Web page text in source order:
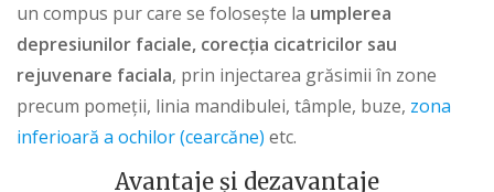
un compus pur care se folosește la umplerea
depresiunilor faciale, corecția cicatricilor sau
rejuvenare faciala, prin injectarea grăsimii în zone
precum pomeții, linia mandibulei, tâmple, buze, zona
inferioară a ochilor (cearcăne) etc.
Avantaje și dezavantaje